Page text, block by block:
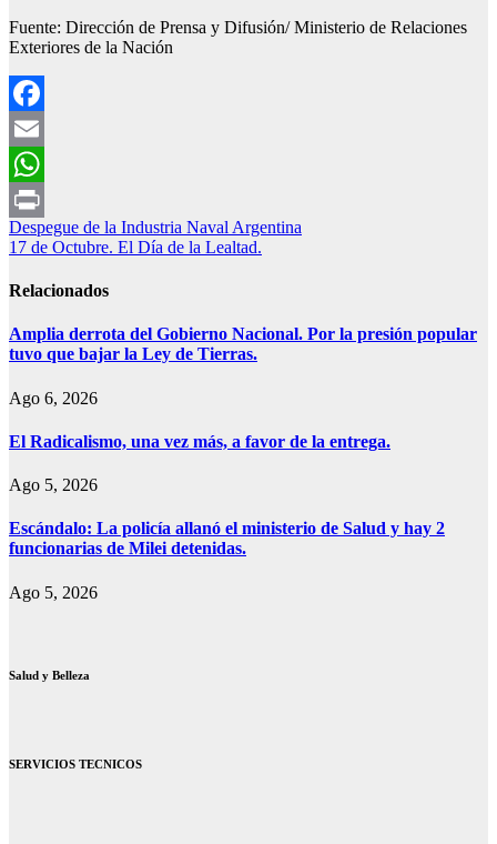
Fuente: Dirección de Prensa y Difusión/ Ministerio de Relaciones
Exteriores de la Nación
Facebook
Email
WhatsApp
Print
Navegación
de
entradas
Despegue de la Industria Naval Argentina
17 de Octubre. El Día de la Lealtad.
Relacionados
Amplia derrota del Gobierno Nacional. Por la presión popular
tuvo que bajar la Ley de Tierras.
Ago 6, 2026
El Radicalismo, una vez más, a favor de la entrega.
Ago 5, 2026
Escándalo: La policía allanó el ministerio de Salud y hay 2
funcionarias de Milei detenidas.
Ago 5, 2026
Salud y Belleza
SERVICIOS TECNICOS